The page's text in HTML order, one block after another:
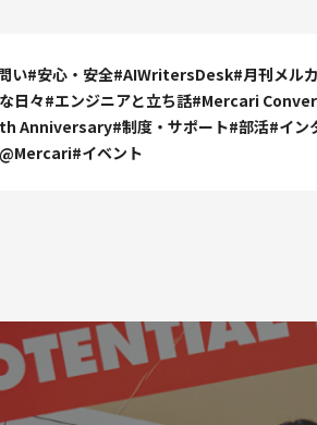
い#安心・安全#AIWritersDesk#月刊メル
日々#エンジニアと立ち話#Mercari
Anniversary#制度・サポート#部活#イン
#イベント